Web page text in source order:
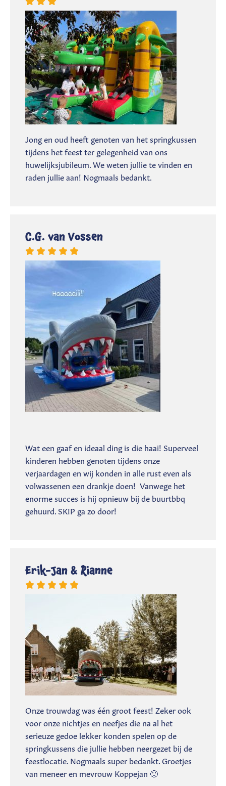
Jong en oud heeft genoten van het springkussen
tijdens het feest ter gelegenheid van ons
huwelijksjubileum. We weten jullie te vinden en
raden jullie aan! Nogmaals bedankt.
C.G. van Vossen
Wat een gaaf en ideaal ding is die haai! Superveel
kinderen hebben genoten tijdens onze
verjaardagen en wij konden in alle rust even als
volwassenen een drankje doen! Vanwege het
enorme succes is hij opnieuw bij de buurtbbq
gehuurd. SKIP ga zo door!
Erik-Jan & Rianne
Onze trouwdag was één groot feest! Zeker ook
voor onze nichtjes en neefjes die na al het
serieuze gedoe lekker konden spelen op de
springkussens die jullie hebben neergezet bij de
feestlocatie. Nogmaals super bedankt. Groetjes
van meneer en mevrouw Koppejan 🙂